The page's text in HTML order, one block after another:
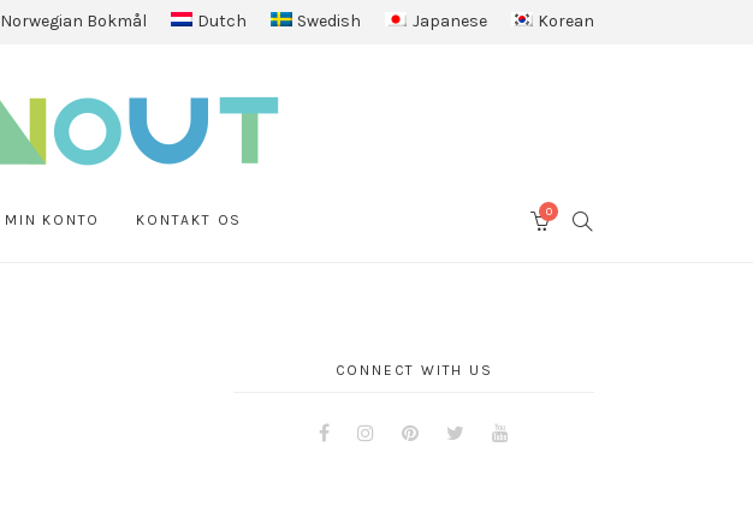
Norwegian Bokmål Dutch Swedish Japanese Korean
MIN KONTO KONTAKT OS
SEARCH
0
CONNECT WITH US
FacebookInstagramPinterestTwitter